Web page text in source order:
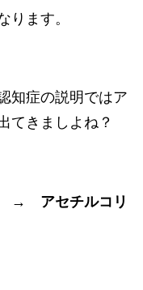
ります。
知症の説明ではア
てきましよね？
→ アセチルコリ